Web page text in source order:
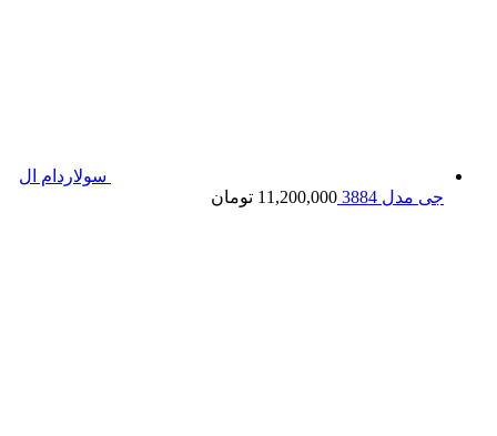
سولاردام ال
جی مدل 3884
11,200,000 تومان